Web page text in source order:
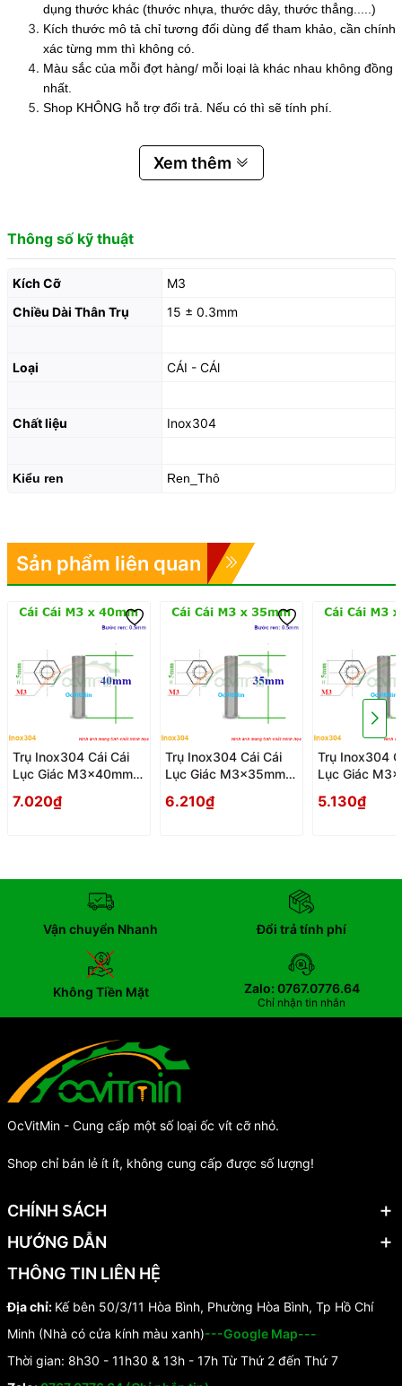
dụng thước khác (thước nhựa, thước dây, thước thẳng.....)
Kích thước mô tả chỉ tương đối dùng để tham khảo, cần chính
xác từng mm thì không có.
Màu sắc của mỗi đợt hàng/ mỗi loại là khác nhau không đồng
nhất.
Shop KHÔNG hỗ trợ đổi trả. Nếu có thì sẽ tính phí.
Xem thêm
Thông số kỹ thuật
Kích Cỡ
M3
Chiều Dài Thân Trụ
15 ± 0.3mm
Loại CÁI - CÁl
Chất liệu Inox304
Kiểu ren Ren_Thô
Sản phẩm liên quan
Trụ Inox304 Cái Cái
Lục Giác M3x40mm -
7.020₫
Trụ Inox304 Cái Cái
Lục Giác M3x35mm -
6.210₫
Trụ Inox304
Lục Giác
5.130₫
Vận chuyển Nhanh Đổi trả tính phí
Không Tiền Mặt Zalo: 0767.0776.64
Chỉ nhận tin nhắn
OcVitMin - Cung cấp một số loại ốc vít cỡ nhỏ.
Shop chỉ bán lẻ ít ít, không cung cấp được số lượng!
CHÍNH SÁCH
HƯỚNG DẪN
THÔNG TIN LIÊN HỆ
Địa chỉ: Kế bên 50/3/11 Hòa Bình, Phường Hòa Bình, Tp Hồ Chí
Minh (Nhà có cửa kính màu xanh)---Google Map---
Thời gian: 8h30 - 11h30 & 13h - 17h Từ Thứ 2 đến Thứ 7